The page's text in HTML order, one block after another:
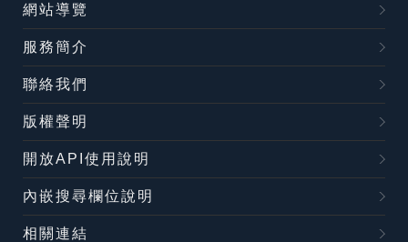
網站導覽
服務簡介
聯絡我們
版權聲明
開放API使用說明
內嵌搜尋欄位說明
相關連結